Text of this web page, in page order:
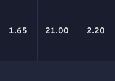
1.65 21.00 2.20